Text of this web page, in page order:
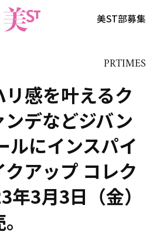
美ST部募集
PRTIMES
感を叶えるク
デなどジバン
ルにインスパイ
アップ コレク
3月3日（金）